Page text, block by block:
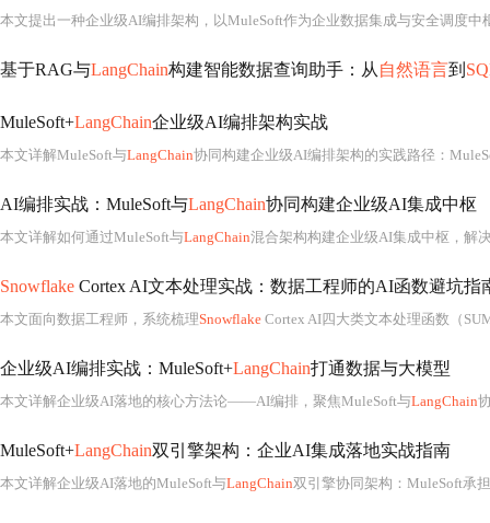
本文提出一种企业级AI编排架构，以MuleSoft作为企业数据集成与安全调度中
基于RAG与LangChain构建智能数据查询助手：从 自然语言到
MuleSoft+LangChain企业级AI编排架构实战
本文详解MuleSoft与LangChain协同构建企业级AI编排架构的实践路径：MuleSoft负责安全、
AI编排实战：MuleSoft与LangChain协同构建企业级AI集成中枢
本文详解如何通过MuleSoft与LangChain混合架构构建企业级AI集成中枢，解决数据断层、能力断层与治理
Snowflake Cortex AI文本处理实战：数据工程师的AI函数避坑指
本文面向数据工程师，系统梳理Snowflake Cortex AI四大类文本处理函数（SUMMARIZE、TRANSLATE、PARSE_DOCUMENT、COMPLETE）的本质差异与适用边界，详解权限配置、文本预处理、生产级
企业级AI编排实战：MuleSoft+LangChain打通数据与大模型
本文详解企业级AI落地的核心方法论——AI编排，聚焦MuleSoft与LangChain协同
MuleSoft+LangChain双引擎架构：企业AI集成落地实战指南
本文详解企业级AI落地的MuleSoft与LangChain双引擎协同架构：MuleSoft承担数据集